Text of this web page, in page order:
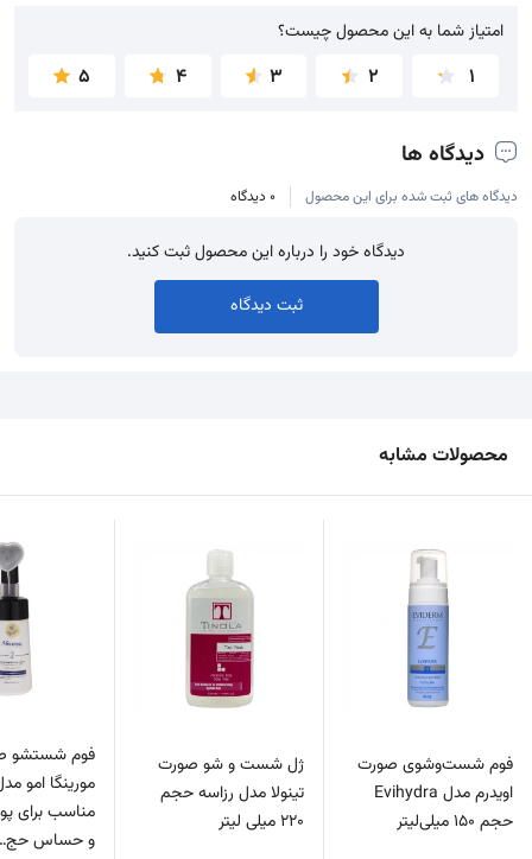
امتیاز شما به این محصول چیست؟
امتیاز شما به این محصول چیست؟
1
2
3
4
5
دیدگاه ها
دیدگاه های ثبت شده برای این محصول 0 دیدگاه
دیدگاه خود را درباره این محصول ثبت کنید.
ثبت دیدگاه
محصولات مشابه
فوم شست‌وشوی صورت
اویدرم مدل Evihydra
حجم 150 میلی‌لیتر
ژل شست و شو صورت
تینولا مدل رزاسه حجم
220 میلی لیتر
فوم شستشو
مناسب
و حساس